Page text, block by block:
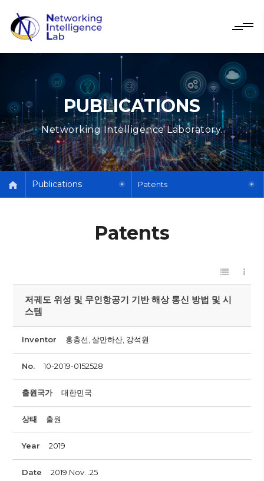
PUBLICATIONS
Networking Intelligence Laboratory.
Publications Patents
Patents
저궤도 위성 및 무인항공기 기반 해상 통신 방법 및 시
스템
Inventor 홍충선, 살만하산, 강석원
No. 10-2019-0152528
출원국가 대한민국
상태 출원
Year 2019
Date 2019.Nov. .25